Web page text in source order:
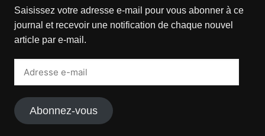
Saisissez votre adresse e-mail pour vous abonner à ce
journal et recevoir une notification de chaque nouvel
article par e-mail.
Abonnez-vous